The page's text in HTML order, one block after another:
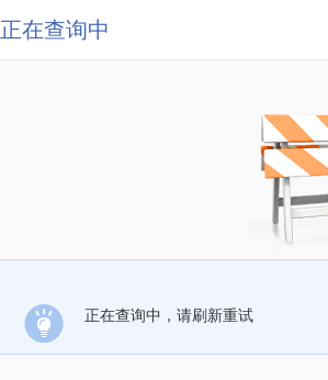
正在查询中
正在查询中，请刷新重试